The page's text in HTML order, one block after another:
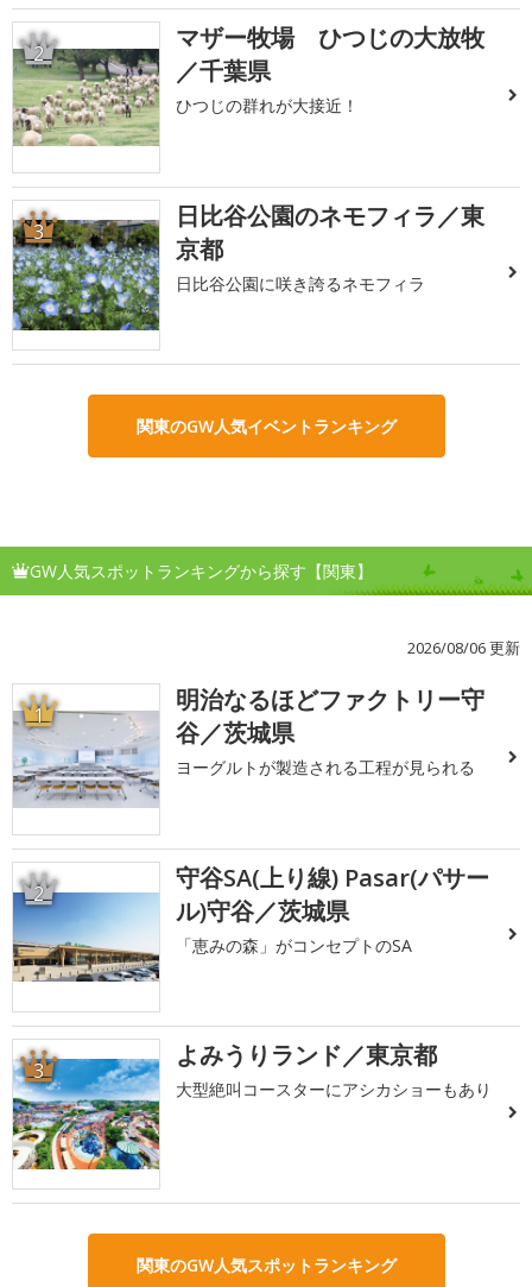
2
マザー牧場 ひつじの大放牧
／千葉県
ひつじの群れが大接近！
3
日比谷公園のネモフィラ／東
京都
日比谷公園に咲き誇るネモフィラ
関東のGW人気イベントランキング
GW人気スポットランキングから探す【関東】
2026/08/06 更新
1
明治なるほどファクトリー守
谷／茨城県
ヨーグルトが製造される工程が見られる
2
守谷SA(上り線) Pasar(パサー
ル)守谷／茨城県
「恵みの森」がコンセプトのSA
3 よみうりランド／東京都
大型絶叫コースターにアシカショーもあり
関東のGW人気スポットランキング